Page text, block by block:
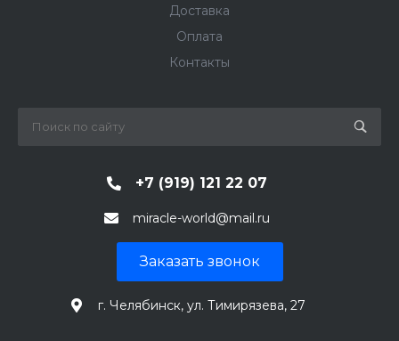
Доставка
Оплата
Контакты
+7 (919) 121 22 07
miracle-world@mail.ru
Заказать звонок
г. Челябинск, ул. Тимирязева, 27